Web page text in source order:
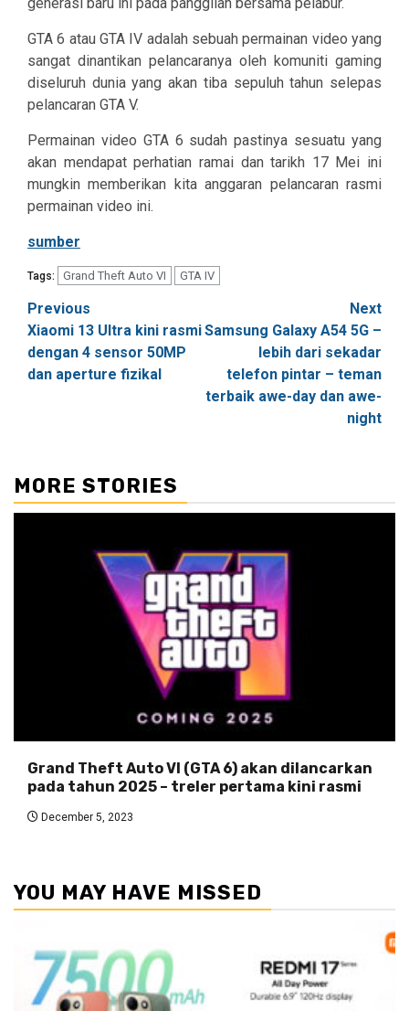
generasi baru ini pada panggilan bersama pelabur.
GTA 6 atau GTA IV adalah sebuah permainan video yang
sangat dinantikan pelancaranya oleh komuniti gaming
diseluruh dunia yang akan tiba sepuluh tahun selepas
pelancaran GTA V.
Permainan video GTA 6 sudah pastinya sesuatu yang
akan mendapat perhatian ramai dan tarikh 17 Mei ini
mungkin memberikan kita anggaran pelancaran rasmi
permainan video ini.
sumber
Tags: Grand Theft Auto VI GTA IV
Post
navigation
Previous
Xiaomi 13 Ultra kini rasmi
dengan 4 sensor 50MP
dan aperture fizikal
Next
Samsung Galaxy A54 5G –
lebih dari sekadar
telefon pintar – teman
terbaik awe-day dan awe-
night
MORE STORIES
Grand Theft Auto VI (GTA 6) akan dilancarkan
pada tahun 2025 – treler pertama kini rasmi
December 5, 2023
YOU MAY HAVE MISSED